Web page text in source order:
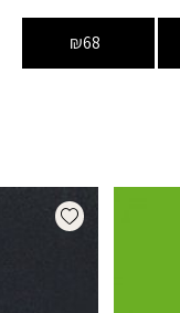
₪68
wishlist